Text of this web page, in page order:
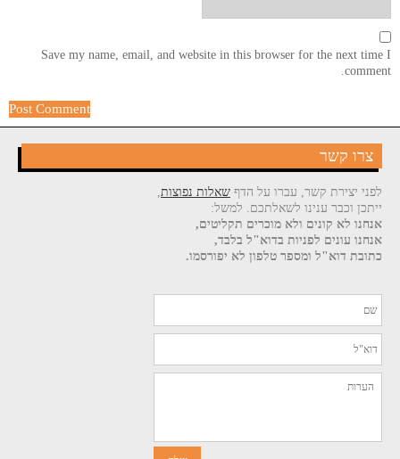
Save my name, email, and website in this browser for the next time I
comment.
צרו קשר
לפני יצירת קשר, עברו על הדף שאלות נפוצות,
ייתכן וכבר ענינו לשאלתכם. למשל:
אנחנו לא קונים ולא מוכרים תקליטים,
אנחנו עונים לפניות בדוא"ל בלבד,
כתובת דוא"ל ומספר טלפון לא יפורסמו.